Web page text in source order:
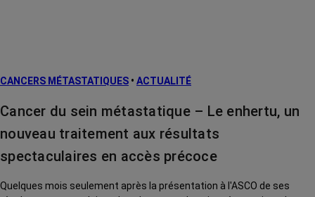
CANCERS MÉTASTATIQUES • ACTUALITÉ
Cancer du sein métastatique – Le enhertu, un
nouveau traitement aux résultats
spectaculaires en accès précoce
Quelques mois seulement après la présentation à l'ASCO de ses